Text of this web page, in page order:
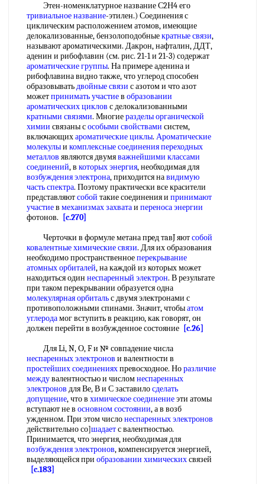
Этен-номенклатурное название С2Н4 его
тривиальное название-этилен.) Соединения с
циклическим расположением атомов, имеющие
делокализованные, бензолоподобныекратные связи,
называют ароматическими. Дакрон, нафталин, ДДТ,
аденин и рибофлавин (см. рис. 21-1 и 21-3) содержат
ароматические группы. На примере аденина и
рибофлавина видно также, что углерод способен
образовыватьдвойные связи с азотом и что азот
можетпринимать участиев образовании
ароматических циклов с делокализованными
кратными связями. Многиеразделы органической
химии связаны сособыми свойствами систем,
включающихароматические циклы. Ароматические
молекулыи комплексные соединения переходных
металлов являются двумяважнейшими классами
соединений, в которых энергия, необходимая для
возбуждения электрона, приходится навидимую
часть спектра. Поэтому практически все красители
представляютсобой такие соединения и принимают
участиев механизмах захватаи переноса энергии
фотонов.
[c.270]
Черточки в формуле метана пpeд тaвJ яютсобой
ковалентные химические связи. Для их образования
необходимо пространственноеперекрывание
атомных орбиталей, на каждой из которых может
находиться один неспаренный электрон. В результате
при таком перекрывании образуется одна
молекулярная орбитальс двумя электронами с
противоположными спинами. Значит, чтобыатом
углеродамог вступить в реакцию, как говорят, он
должен перейти в возбужденное состояние [c.26]
Для Li, N, О, F и № совпадение числа
неспаренных электронов и валентности в
простейших соединенияхпревосходное. Норазличие
междувалентностью и числомнеспаренных
электронов для Ве, В и С заставилосделать
допущение, что в химическое соединениеэти атомы
вступают не в основном состоянии, а в возб
ужденном. При этом числонеспаренных электронов
действительно со]шадаетс валентностью.
Принимается, что энергия, необходимая для
возбуждения электронов, компенсируется энергией,
выделяющейся при образовании химическихсвязей
[c.183]